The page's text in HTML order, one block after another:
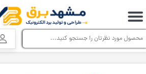
حساب کاربری من
تغییر گذر واژه
سفارشات